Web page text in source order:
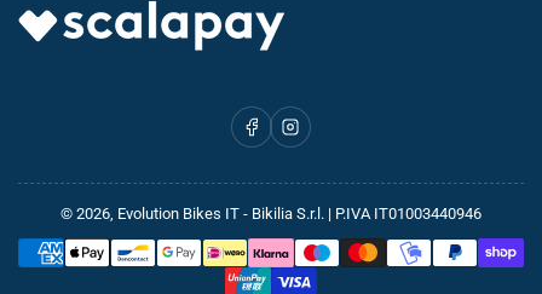
FacebookInstagram
© 2026, Evolution Bikes IT - Bikilia S.r.l. | P.IVA IT01003440946
Metodi
di
pagamento